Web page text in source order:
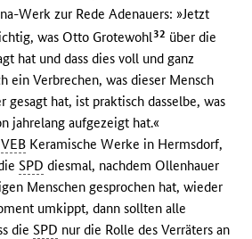
Werk zur Rede Adenauers: »Jetzt
was Otto Grotewohl 32 über die
hat und dass dies voll und ganz
ein Verbrechen, was dieser Mensch
gesagt hat, ist praktisch dasselbe, was
jahrelang aufgezeigt hat.«
VEB Keramische Werke in Hermsdorf,
SPD diesmal, nachdem Ollenhauer
Menschen gesprochen hat, wieder
umkippt, dann sollten alle
dieSPD nur die Rolle des Verräters an